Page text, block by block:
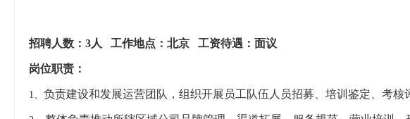
招聘人数： 3人 工作地点：北京 工资待遇：面议
岗位职责：
1、 负责建设和发展运营 团队 ， 组织开展员工队伍人员招募、培训鉴定、考核